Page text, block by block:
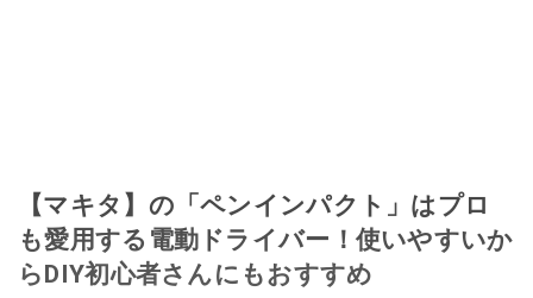
【マキタ】の「ペンインパクト」はプロ
も愛用する電動ドライバー！使いやすいか
らDIY初心者さんにもおすすめ